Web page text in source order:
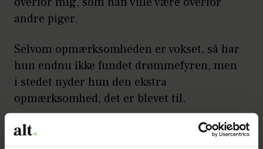
andre piger.
Selvom opmærksomheden er vokset, så har
hun endnu ikke fundet drømmefyren, men
i stedet nyder hun den ekstra
opmærksomhed, det er blevet til.
Læs også: Party-Kamil vender tilbage